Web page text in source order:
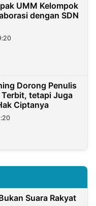
UMM Kelompok
dengan SDN
Dorong Penulis
tetapi Juga
Ciptanya
Suara Rakyat